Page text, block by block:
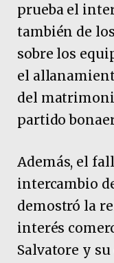
prueba el
también de
sobre los
el
del
partido
Además, el
intercambio
demostró la
interés
Salvatore y